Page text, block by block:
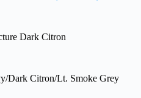
Dark Citron
Dark Citron/Lt. Smoke Grey